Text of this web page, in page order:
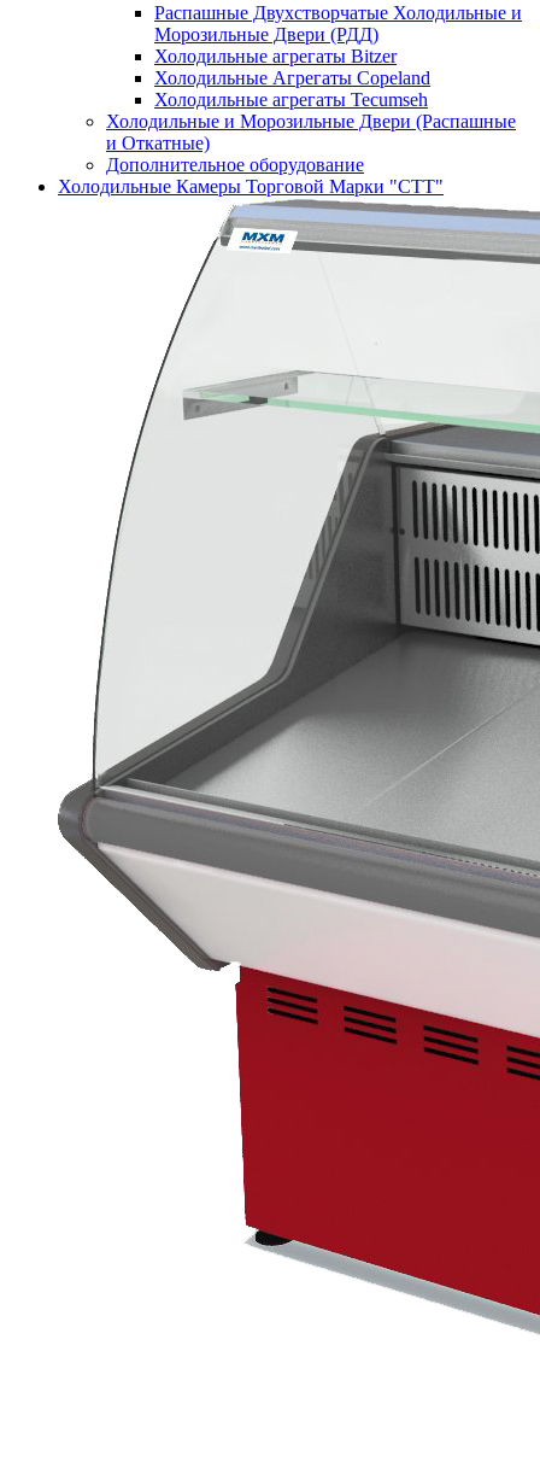
Распашные Двухстворчатые Холодильные и
Морозильные Двери (РДД)
Холодильные агрегаты Bitzer
Холодильные Агрегаты Copeland
Холодильные агрегаты Tecumseh
Холодильные и Морозильные Двери (Распашные
и Откатные)
Дополнительное оборудование
Холодильные Камеры Торговой Марки "СТТ"